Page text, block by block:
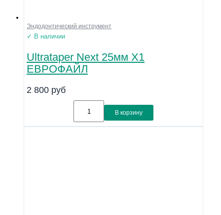
Эндодонтический инструмент
✓ В наличии
Ultrataper Next 25мм X1
ЕВРОФАЙЛ
2 800 руб
В корзину